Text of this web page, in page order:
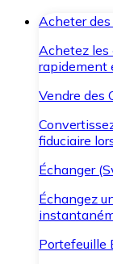
Acheter
Achetez les
rapidement
Vendre des
fiduciaire
Échanger
Échangez
Portefeuille